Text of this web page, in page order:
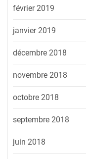
février 2019
janvier 2019
décembre 2018
novembre 2018
octobre 2018
septembre 2018
juin 2018